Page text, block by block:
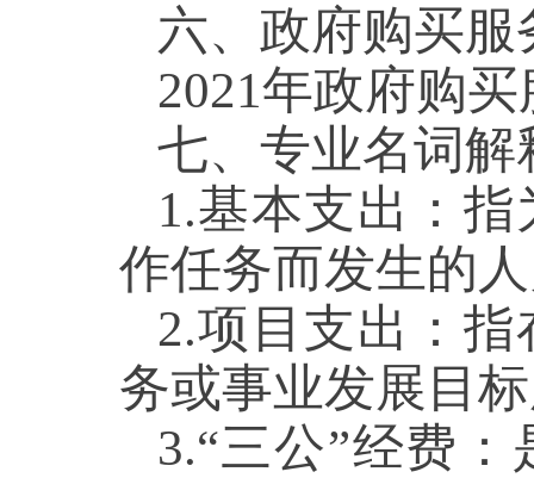
六、政府购买服
2021年政府购
七、专业名词解
1.基本支出：
作任务而发生的
2.项目支出：
务或事业发展目
3.“三公”经费